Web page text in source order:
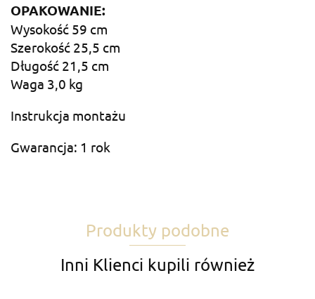
OPAKOWANIE:
Wysokość 59 cm
Szerokość 25,5 cm
Długość 21,5 cm
Waga 3,0 kg
Instrukcja montażu
Gwarancja: 1 rok
Produkty podobne
Inni Klienci kupili również